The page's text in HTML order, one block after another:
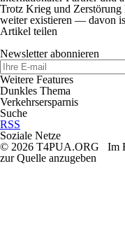
Trotz Krieg und Zerstörung
weiter existieren — davon
Artikel teilen
Newsletter abonnieren
Weitere Features
Dunkles Thema
Verkehrsersparnis
Suche
RSS
Soziale Netze
© 2026 T4PUA.ORG Im
zur Quelle anzugeben